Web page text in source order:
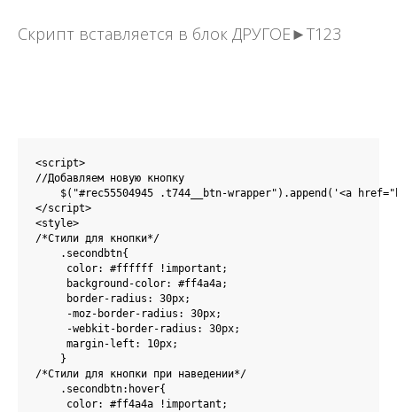
Скрипт вставляется в блок ДРУГОЕ►Т123
<script>
//Добавляем новую кнопку
$("#rec55504945 .t744__btn-wrapper").append('<a
</script>
<style>
/*Стили для кнопки*/
    .secondbtn{
     color: #ffffff !important;
     background-color: #ff4a4a;
     border-radius: 30px;
     -moz-border-radius: 30px;
     -webkit-border-radius: 30px;
     margin-left: 10px;
    }
/*Стили для кнопки при наведении*/
    .secondbtn:hover{
     color: #ff4a4a !important;